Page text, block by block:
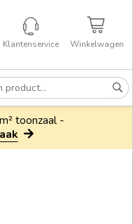
Klantenservice Winkelwagen
toonzaal -